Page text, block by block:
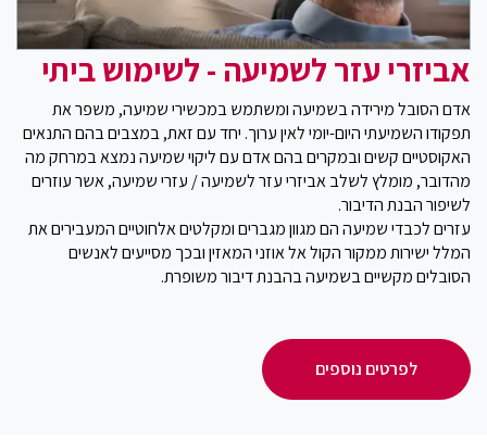
אביזרי עזר לשמיעה - לשימוש ביתי
אדם הסובל מירידה בשמיעה ומשתמש במכשירי שמיעה, משפר את
תפקודו השמיעתי היום-יומי לאין ערוך. יחד עם זאת, במצבים בהם התנאים
האקוסטיים קשים ובמקרים בהם אדם עם ליקוי שמיעה נמצא במרחק מה
מהדובר, מומלץ לשלב אביזרי עזר לשמיעה / עזרי שמיעה, אשר עוזרים
לשיפור הבנת הדיבור.
עזרים לכבדי שמיעה הם מגוון מגברים ומקלטים אלחוטיים המעבירים את
המלל ישירות ממקור הקול אל אוזני המאזין ובכך מסייעים לאנשים
הסובלים מקשיים בשמיעה בהבנת דיבור משופרת.
לפרטים נוספים